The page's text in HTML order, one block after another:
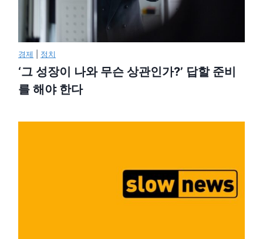
경제 정치
‘그 성장이 나와 무슨 상관인가?’ 답할 준비
를 해야 한다